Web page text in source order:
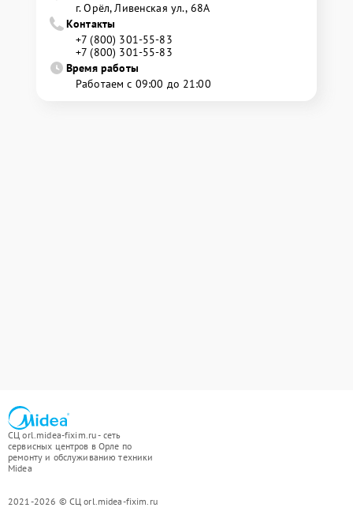
г. Орёл, Ливенская ул., 68А
Контакты
+7 (800) 301-55-83
+7 (800) 301-55-83
Время работы
Работаем с 09:00 до 21:00
СЦ orl.midea-fixim.ru - сеть
сервисных центров в Орле по
ремонту и обслуживанию техники
Midea
2021-2026 © СЦ orl.midea-fixim.ru